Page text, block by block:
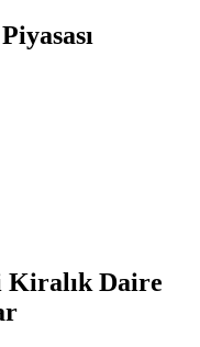
Kiralık Daire